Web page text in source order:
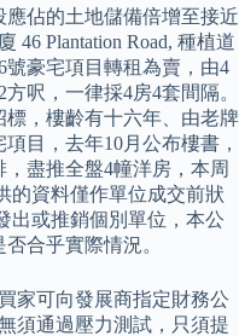
佔的土地儲備倍增至接近
46 Plantation Road, 種植道
豪宅項目轉租為賣，由4
呎，一律採4房4套間隔。
，樓齡有十六年、由老牌
目，去年10月公布樓書，
盡推全盤4幢洋房，本周
的資料僅作單位成交前狀
出或推銷個別單位，本公
合乎實際情況。
家可向發展商指定財務公
須通過壓力測試，只須提